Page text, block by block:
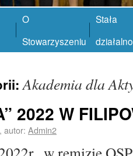
O
Stowarzyszeniu
Stała
Akademia dla
2022 W
, autor: Admin2